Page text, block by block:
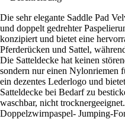
Die sehr elegante Saddle Pad
und doppelt gedrehter
konzipiert und bietet eine
Pferderücken und Sattel,
Die Satteldecke hat keinen
sondern nur einen Nylonriemen
ein dezentes Lederlogo und
Satteldecke bei Bedarf zu
waschbar, nicht
Doppelzwirnpaspel- Jumping-